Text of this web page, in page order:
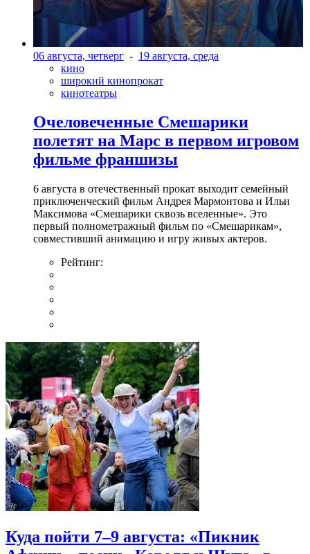
06 августа, четверг - 19 августа, среда
кино
широкий кинопрокат
кинотеатры
Очеловеченные Смешарики
полетят на Марс в первом игровом
фильме франшизы
6 августа в отечественный прокат выходит семейный
приключенческий фильм Андрея Мармонтова и Ильи
Максимова «Смешарики сквозь вселенные». Это
первый полнометражный фильм по «Смешарикам»,
совместивший анимацию и игру живых актеров.
Рейтинг:
Куда пойти 7–9 августа: «Пикник